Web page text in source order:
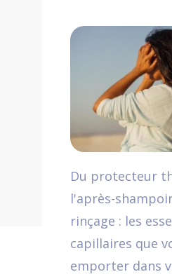
Du protecteur
l'après-
rinçage : les
capillaires que
emporter dans